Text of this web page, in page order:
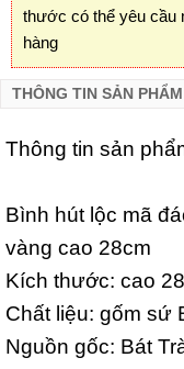
thước có thể yêu cầu
hàng
THÔNG TIN SẢN PHẨM
Thông tin sản
Bình hút lộc mã
vàng cao 28cm
Kích thước: cao
Chất liệu: gốm sứ
Nguồn gốc: Bát